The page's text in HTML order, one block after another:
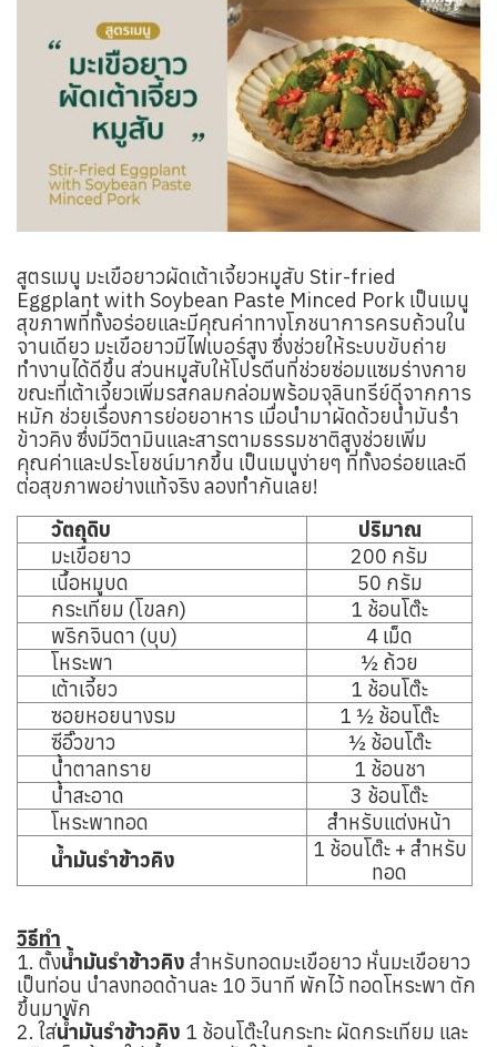
สูตรเมนู มะเขือยาวผัดเต้าเจี้ยวหมูสับ Stir-fried
Eggplant with Soybean Paste Minced Pork เป็นเมนู
สุขภาพที่ทั้งอร่อยและมีคุณค่าทางโภชนาการครบถ้วนใน
จานเดียว มะเขือยาวมีไฟเบอร์สูง ซึ่งช่วยให้ระบบขับถ่าย
ทำงานได้ดีขึ้น ส่วนหมูสับให้โปรตีนที่ช่วยซ่อมแซมร่างกาย
ขณะที่เต้าเจี้ยวเพิ่มรสกลมกล่อมพร้อมจุลินทรีย์ดีจากการ
หมัก ช่วยเรื่องการย่อยอาหาร เมื่อนำมาผัดด้วยน้ำมันรำ
ข้าวคิง ซึ่งมีวิตามินและสารตามธรรมชาติสูงช่วยเพิ่ม
คุณค่าและประโยชน์มากขึ้น เป็นเมนูง่ายๆ ที่ทั้งอร่อยและดี
ต่อสุขภาพอย่างแท้จริง ลองทำกันเลย!
วัตถุดิบ
ปริมาณ
มะเขือยาว
200 กรัม
เนื้อหมูบด
50 กรัม
กระเทียม (โขลก)
1 ช้อนโต๊ะ
พริกจินดา (บุบ)
4 เม็ด
โหระพา
½ ถ้วย
เต้าเจี้ยว
1 ช้อนโต๊ะ
ซอยหอยนางรม
1 ½ ช้อนโต๊ะ
ซีอิ๊วขาว
½ ช้อนโต๊ะ
น้ำตาลทราย
1 ช้อนชา
น้ำสะอาด
3 ช้อนโต๊ะ
โหระพาทอด
สำหรับแต่งหน้า
น้ำมันรำข้าวคิง
1 ช้อนโต๊ะ + สำหรับ
ทอด
วิธีทำ
1. ตั้งน้ำมันรำข้าวคิง สำหรับทอดมะเขือยาว หั่นมะเขือยาว
เป็นท่อน นำลงทอดด้านละ 10 วินาที พักไว้ ทอดโหระพา ตัก
ขึ้นมาพัก
2. ใส่น้ำมันรำข้าวคิง 1 ช้อนโต๊ะในกระทะ ผัดกระเทียม และ